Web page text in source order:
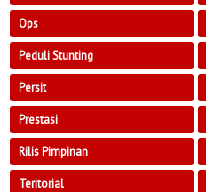
Ops
Peduli Stunting
Persit
Prestasi
Rilis Pimpinan
Teritorial